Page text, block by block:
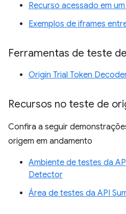
Recurso acessado em
Exemplos de iframes
Ferramentas de teste
Origin Trial Token
Recursos no teste de
Confira a seguir
origem em andamento
Ambiente de testes da
Detector
Área de testes da API